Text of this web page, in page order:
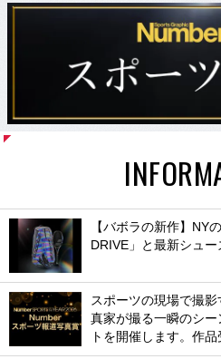
【バボラの新作】NY
DRIVE」と最新シュ
スポーツの現場で撮
真家が撮る一瞬のシ
トを開催します。作品